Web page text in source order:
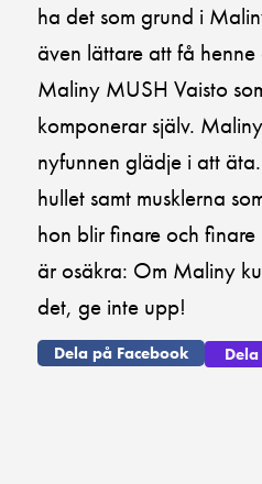
ha det som grund i
även lättare att få
Maliny MUSH Vaisto
komponerar själv.
nyfunnen glädje i att
hullet samt musklerna
hon blir finare och
är osäkra: Om Maliny
det, ge inte upp!
Dela på Facebook